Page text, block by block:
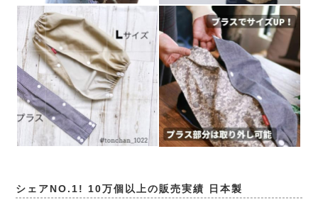
シェアNO.1! 10万個以上の販売実績 日本製